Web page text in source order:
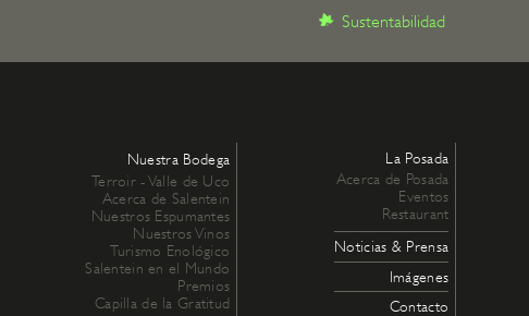
Sustentabilidad
Nuestra Bodega
Terroir - Valle de Uco
Acerca de Salentein
Nuestros Espumantes
Nuestros Vinos
Turismo Enológico
Salentein en el Mundo
Premios
Capilla de la Gratitud
La Posada
Acerca de Posada
Eventos
Restaurant
Noticias & Prensa
Imágenes
Contacto